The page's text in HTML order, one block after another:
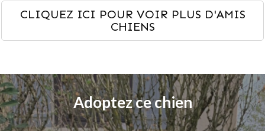
CLIQUEZ ICI POUR VOIR PLUS D'AMIS
CHIENS
Adoptez ce chien